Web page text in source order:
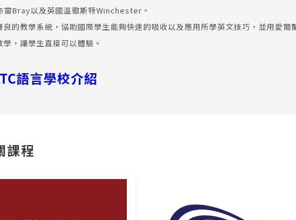
雷Bray以及英國溫徹斯特Winchester。
良的教學系統，協助國際學生能夠快速的吸收以及應用所學英文技巧，並用愛爾
，讓學生直接可以體驗。
語言學校介紹
課程